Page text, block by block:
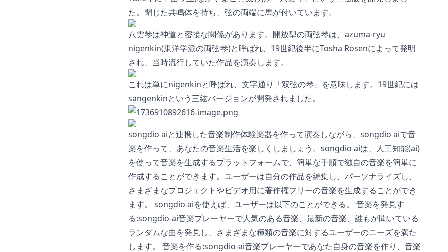
た。閉じた共鳴体を持ち、弦の両端に馬が付いています。
八雲琴は神道と密接な関係があります。開放型の両弦琴は、azuma-ryu
nigenkin(東洋学派の両弦琴)と呼ばれ、19世紀後半にTosha Rosenによって発明
され、当時流行していた作品を演奏します。
これは単にnigenkinと呼ばれ、文字通り「双弦の琴」を意味します。19世紀には
sangenkinという三絃バージョンが開発されました。
songdio aiと連携した音楽制作体験楽器を作って演奏しながら、songdio aiで音
楽を作って、あなたの音楽生活を楽しくしましょう。songdio aiは、人工知能(ai)
を使って音楽を生成するプラットフォームで、簡単な手順で独自の音楽を簡単に
作成することができます。ユーザーは自分の作品を編集し、パーソナライズし、
さまざまなプロジェクトやビデオ用に著作権フリーの音楽を生成することができ
ます。 songdio aiを使えば、ユーザーは以下のことができる。 音楽を発見す
る:songdio-ai音楽プレーヤーで人気のある音楽、最新の音楽、誰もが聞いている
ランダムな曲を発見し、さまざまな種類の音楽に対するユーザーのニーズを満た
します。 音楽を作る:songdio-ai音楽プレーヤーであなた自身の音楽を作り、音楽